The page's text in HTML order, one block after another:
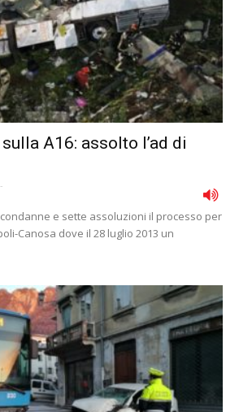
A16: assolto l’ad di
-
e sette assoluzioni il processo per
Canosa dove il 28 luglio 2013 un